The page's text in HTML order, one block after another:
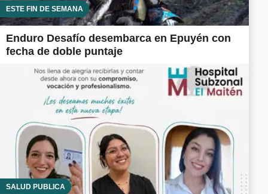
ESTE FIN DE SEMANA
Enduro Desafío desembarca en Epuyén con
fecha de doble puntaje
SALUD PÚBLICA